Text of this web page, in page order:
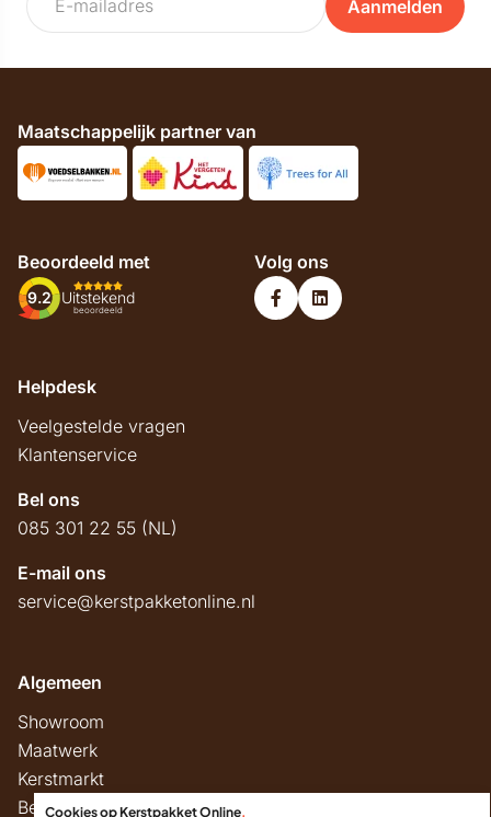
Aanmelden
Maatschappelijk partner van
Beoordeeld met
9.2 Uitstekend
beoordeeld
Volg ons
Helpdesk
Veelgestelde vragen
Klantenservice
Bel ons
085 301 22 55 (NL)
E-mail ons
service@kerstpakketonline.nl
Algemeen
Showroom
Maatwerk
Kerstmarkt
Belastingregels
Cookies op Kerstpakket Online.